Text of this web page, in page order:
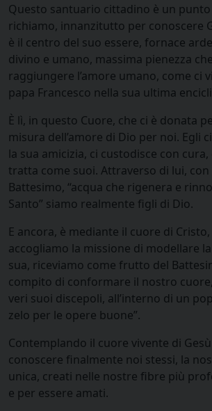
Questo santuario cittadino è un
richiamo, innanzitutto per conoscere
è il centro del suo essere, fornace
divino e umano, massima pienezza
raggiungere l’amore umano, come ci
papa Francesco nella sua ultima
È lì, in questo Cuore, che ci è donata
misura dell’amore di Dio per noi. Egli
la sua amicizia, ci custodisce con
tratta come suoi. Attraverso di lui,
Battesimo, “acqua che rigenera e
Santo” siamo realmente figli di Dio.
E ancora, è mediante il cuore di
accogliamo la missione di modellare
sua, riceviamo come frutto del
compito di conformare il nostro
veri suoi discepoli, all’interno di un
zelo per le opere buone”.
Contemplando il cuore vivente di
conoscere finalmente noi stessi, la
unica, creati nelle nostre fibre più
e per essere amati.